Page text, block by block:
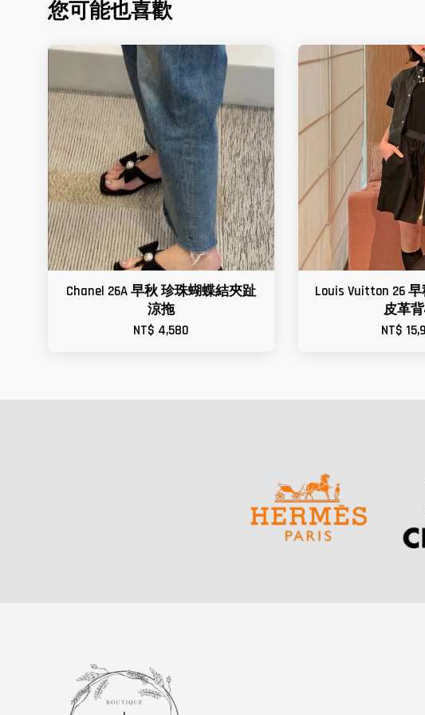
您可能也喜歡
Chanel 26A 早秋 珍珠蝴蝶結夾趾
涼拖
NT$ 4,580
Louis Vuitton 26
皮革
NT$